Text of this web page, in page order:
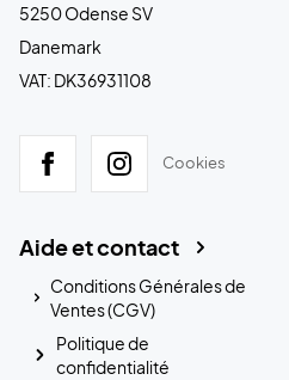
5250 Odense SV
Danemark
VAT: DK36931108
Cookies
Aide et contact
Conditions Générales de
Ventes (CGV)
Politique de
confidentialité